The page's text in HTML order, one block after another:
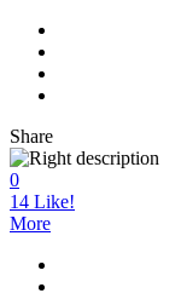
Share
0
14 Like!
More